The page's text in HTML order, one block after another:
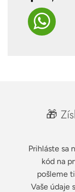
🎁
Prihláste sa
kód na
pošleme
Vaše údaje